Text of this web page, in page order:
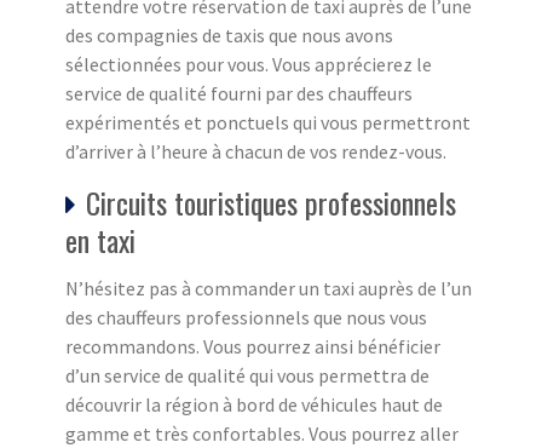
attendre votre réservation de taxi auprès de l’une
des compagnies de taxis que nous avons
sélectionnées pour vous. Vous apprécierez le
service de qualité fourni par des chauffeurs
expérimentés et ponctuels qui vous permettront
d’arriver à l’heure à chacun de vos rendez-vous.
Circuits touristiques professionnels
en taxi
N’hésitez pas à commander un taxi auprès de l’un
des chauffeurs professionnels que nous vous
recommandons. Vous pourrez ainsi bénéficier
d’un service de qualité qui vous permettra de
découvrir la région à bord de véhicules haut de
gamme et très confortables. Vous pourrez aller